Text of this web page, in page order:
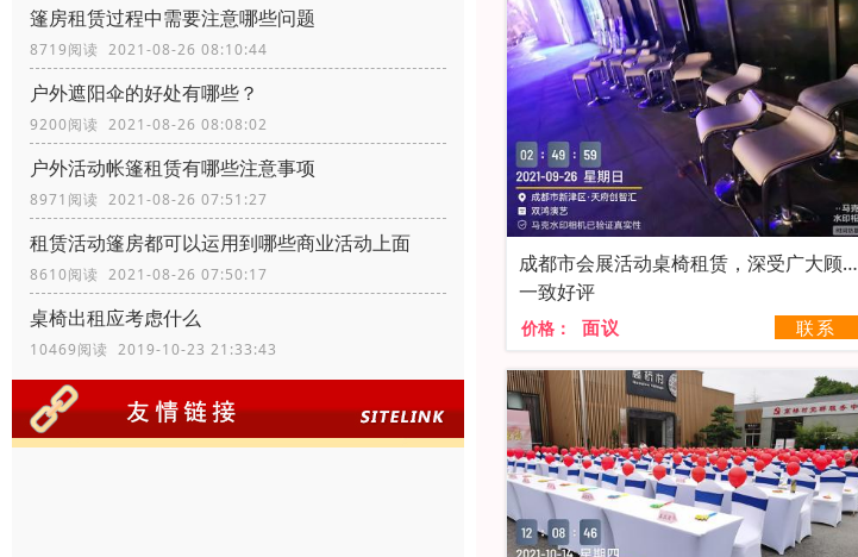
篷房租赁过程中需要注意哪些问题
8719阅读 2021-08-26 08:10:44
户外遮阳伞的好处有哪些？
9200阅读 2021-08-26 08:08:02
户外活动帐篷租赁有哪些注意事项
8971阅读 2021-08-26 07:51:27
租赁活动篷房都可以运用到哪些商业活动上面
8610阅读 2021-08-26 07:50:17
桌椅出租应考虑什么
10469阅读 2019-10-23 21:33:43
成都市会展活动桌椅租赁，深受广大顾客
一致好评
价格： 面议 联系